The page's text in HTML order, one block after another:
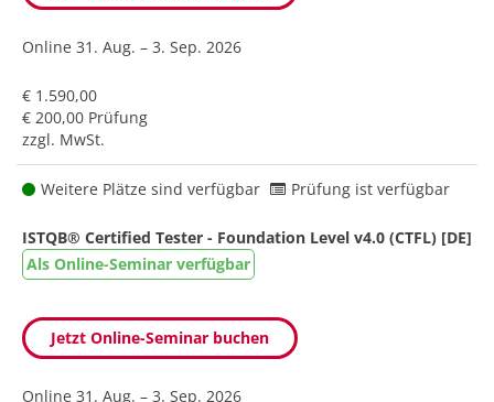
Online 31. Aug. – 3. Sep. 2026
€ 1.590,00
€ 200,00 Prüfung
zzgl. MwSt.
Weitere Plätze sind verfügbar Prüfung ist verfügbar
ISTQB® Certified Tester - Foundation Level v4.0 (CTFL) [DE]
Als Online-Seminar verfügbar
Jetzt Online-Seminar buchen
Online 31. Aug. – 3. Sep. 2026